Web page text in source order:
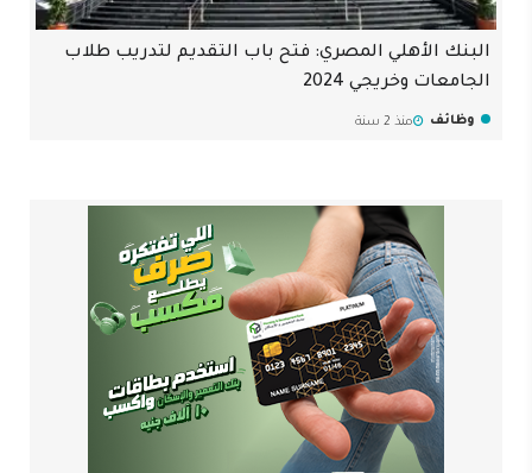
البنك الأهلي المصري: فتح باب التقديم لتدريب طلاب
الجامعات وخريجي 2024
وظائف منذ 2 سنة